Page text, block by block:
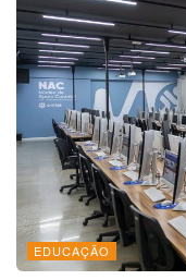
EDUCAÇÃO